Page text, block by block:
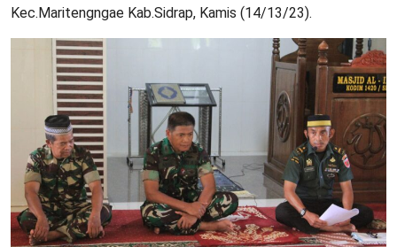
Kec.Maritengngae Kab.Sidrap, Kamis (14/13/23).